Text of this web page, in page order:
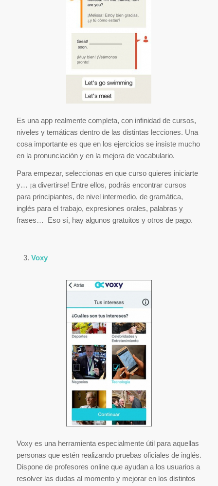
Es una app realmente completa, con infinidad de cursos,
niveles y temáticas dentro de las distintas lecciones. Una
cosa importante es que en los ejercicios se insiste mucho
en la pronunciación y en la mejora de vocabulario.
Para empezar, seleccionas en que curso quieres iniciarte
y… ¡a divertirse! Entre ellos, podrás encontrar cursos
para principiantes, de nivel intermedio, de gramática,
inglés para el trabajo, expresiones orales, palabras y
frases… Eso sí, hay algunos gratuitos y otros de pago.
Voxy
Voxy es una herramienta especialmente útil para aquellas
personas que estén realizando pruebas oficiales de inglés.
Dispone de profesores online que ayudan a los usuarios a
resolver las dudas al momento y mejorar en los distintos